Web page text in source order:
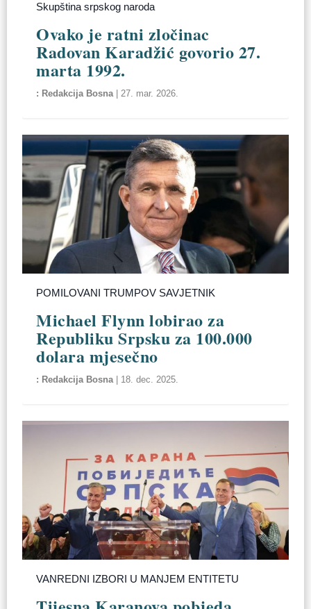
Skupština srpskog naroda
Ovako je ratni zločinac
Radovan Karadžić govorio 27.
marta 1992.
Redakcija Bosna|27. mar. 2026.
POMILOVANI TRUMPOV SAVJETNIK
Michael Flynn lobirao za
Republiku Srpsku za 100.000
dolara mjesečno
Redakcija Bosna| 18. dec. 2025.
VANREDNI IZBORI U MANJEM ENTITETU